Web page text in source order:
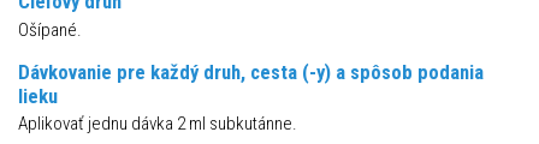
Ošípané.
Dávkovanie pre každý druh, cesta (-y) a spôsob podania
lieku
Aplikovať jednu dávka 2 ml subkutánne.